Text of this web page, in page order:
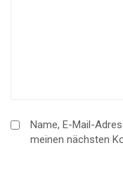
Name, E-Mail-
meinen nächsten